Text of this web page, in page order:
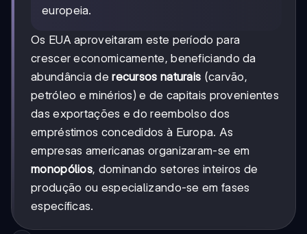
europeia.
Os EUA aproveitaram este período para
crescer economicamente, beneficiando da
abundância derecursos naturais (carvão,
petróleo e minérios) e de capitais provenientes
das exportações e do reembolso dos
empréstimos concedidos à Europa. As
empresas americanas organizaram-se em
monopólios, dominando setores inteiros de
produção ou especializando-se em fases
específicas.